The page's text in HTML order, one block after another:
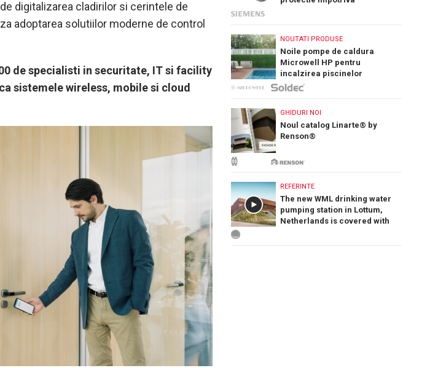
digitalizarea cladirilor si cerintele de
adoptarea solutiilor moderne de control
de specialisti in securitate, IT si facility
sistemele wireless, mobile si cloud
NOUTATI PRODUSE
Noile pompe de caldura
Microwell HP pentru
incalzirea piscinelor
GHIDURI NOI
Noul catalog Linarte® by
Renson®
REFERINTE
The new WML drinking water
pumping station in Lottum,
Netherlands is covered with